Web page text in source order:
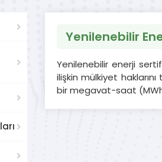
Yenilenebilir
Yenilenebilir enerji
ilişkin mülkiyet
bir megavat-saat